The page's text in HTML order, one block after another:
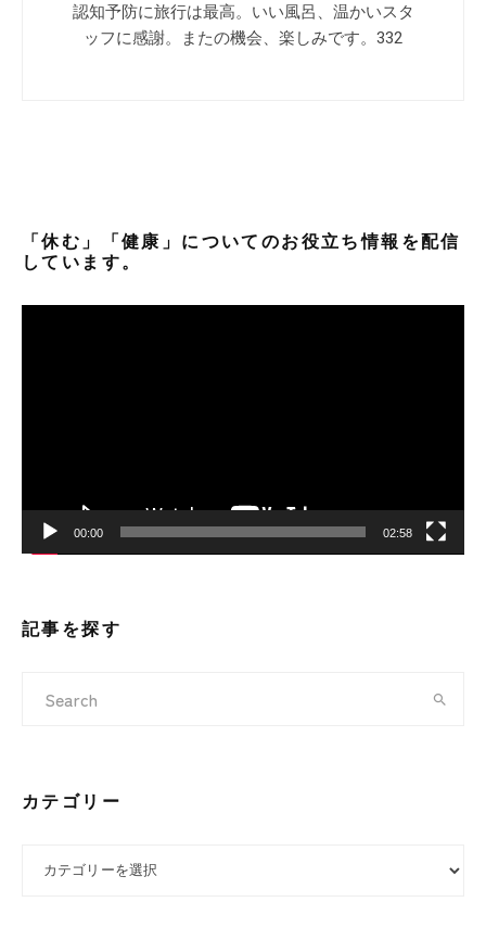
認知予防に旅行は最高。いい風呂、温かいスタ
ッフに感謝。またの機会、楽しみです。332
「休む」「健康」についてのお役立ち情報を配信
しています。
00:00 02:58
記事を探す
カテゴリー